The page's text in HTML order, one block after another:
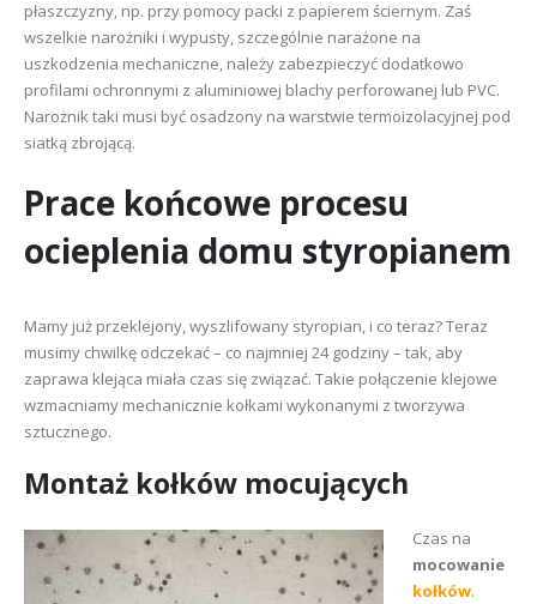
płaszczyzny, np. przy pomocy packi z papierem ściernym. Zaś
wszelkie narożniki i wypusty, szczególnie narażone na
uszkodzenia mechaniczne, należy zabezpieczyć dodatkowo
profilami ochronnymi z aluminiowej blachy perforowanej lub PVC.
Narożnik taki musi być osadzony na warstwie termoizolacyjnej pod
siatką zbrojącą.
Prace końcowe procesu
ocieplenia domu styropianem
Mamy już przeklejony, wyszlifowany styropian, i co teraz? Teraz
musimy chwilkę odczekać – co najmniej 24 godziny – tak, aby
zaprawa klejąca miała czas się związać. Takie połączenie klejowe
wzmacniamy mechanicznie kołkami wykonanymi z tworzywa
sztucznego.
Montaż kołków mocujących
Czas na
mocowanie
kołków.